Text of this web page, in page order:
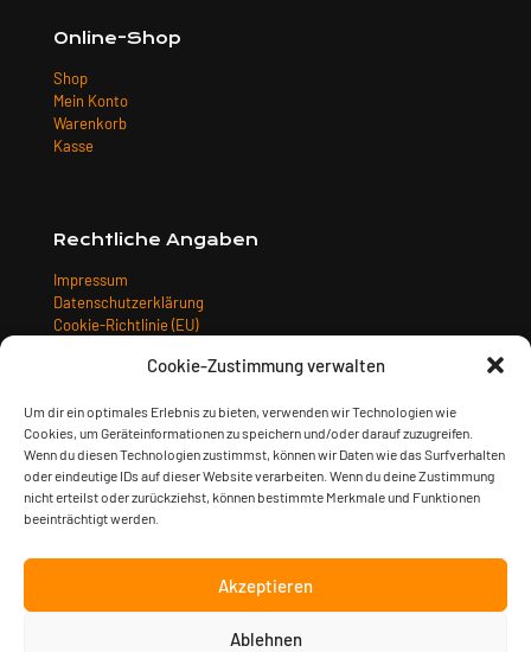
Cookie-Zustimmung verwalten
Um dir ein optimales Erlebnis zu bieten, verwenden wir Technologien wie
Cookies, um Geräteinformationen zu speichern und/oder darauf zuzugreifen.
Wenn du diesen Technologien zustimmst, können wir Daten wie das Surfverhalten
oder eindeutige IDs auf dieser Website verarbeiten. Wenn du deine Zustimmung
nicht erteilst oder zurückziehst, können bestimmte Merkmale und Funktionen
beeinträchtigt werden.
Akzeptieren
Ablehnen
Online-Shop
Shop
Mein Konto
Warenkorb
Kasse
Rechtliche Angaben
Impressum
Datenschutzerklärung
Cookie-Richtlinie (EU)
Widerrufsbelehrung
Zahlungsarten
© 2023 Sturm & Klang Musikverlag GmbH | gestaltet von